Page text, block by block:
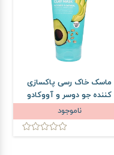
ماسک خاک رسی پاکسازی
کننده جو دوسر و آووکادو
وارمی حجم 150 میلی لیترناموجود